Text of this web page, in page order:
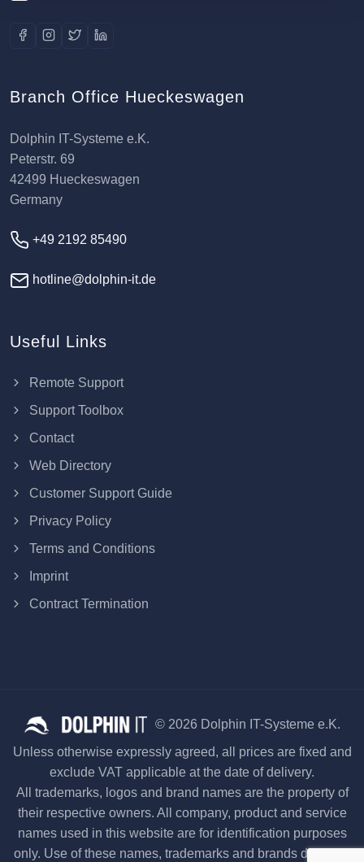
Branch Office Hueckeswagen
Dolphin IT-Systeme e.K.
Peterstr. 69
42499 Hueckeswagen
Germany
+49 2192 85490
hotline@dolphin-it.de
Useful Links
Remote Support
Support Toolbox
Contact
Web Directory
Customer Support Guide
Privacy Policy
Terms and Conditions
Imprint
Contract Termination
© 2026 Dolphin IT-Systeme e.K.
Unless otherwise expressly agreed, all prices are fixed and
exclude VAT applicable at the date of delivery.
All trademarks, logos and brand names are the property of
their respective owners. All company, product and service
names used in this website are for identification purposes
only. Use of these names, trademarks and brands does not